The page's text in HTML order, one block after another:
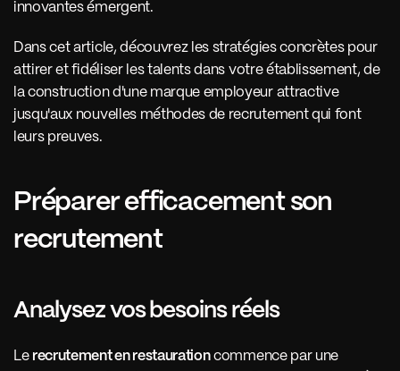
innovantes émergent.
Dans cet article, découvrez les stratégies concrètes pour
attirer et fidéliser les talents dans votre établissement, de
la construction d'une marque employeur attractive
jusqu'aux nouvelles méthodes de recrutement qui font
leurs preuves.
Préparer efficacement son
recrutement
Analysez vos besoins réels
Le recrutement en restauration commence par une